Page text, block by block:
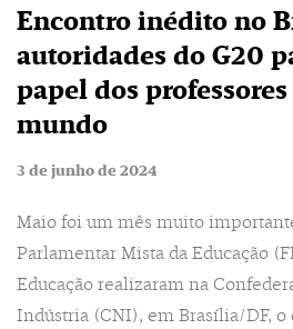
Encontro inédito no
autoridades do G20 para discutir
papel dos
mundo
3 de junho de 2024
Maio foi um mês muito
Parlamentar Mista da Educação
Educação realizaram na
Indústria (CNI), em Brasília/DF, o